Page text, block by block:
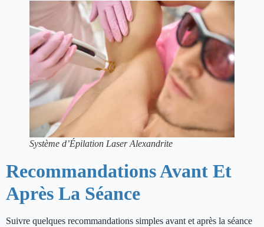
Système d’Épilation Laser Alexandrite
Recommandations Avant Et
Après La Séance
Suivre quelques recommandations simples avant et après la séance